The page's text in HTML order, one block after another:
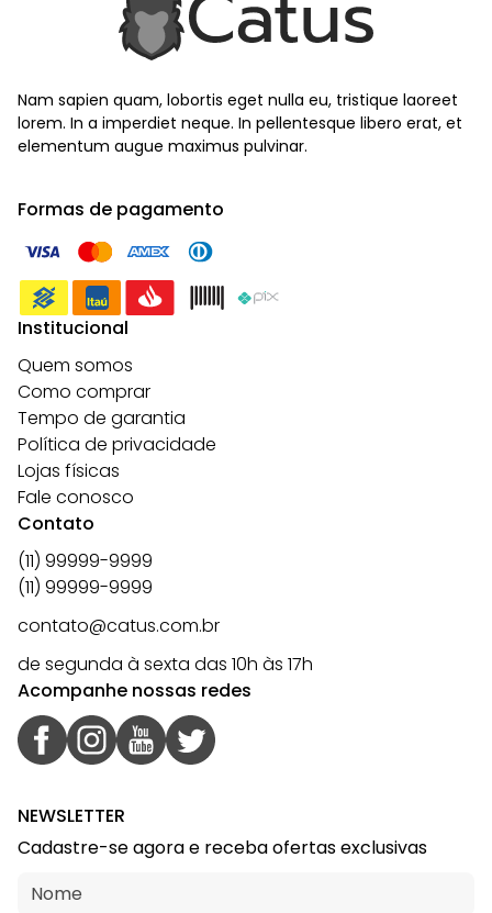
Nam sapien quam, lobortis eget nulla eu, tristique laoreet
lorem. In a imperdiet neque. In pellentesque libero erat, et
elementum augue maximus pulvinar.
Formas de pagamento
Institucional
Quem somos
Como comprar
Tempo de garantia
Política de privacidade
Lojas físicas
Fale conosco
Contato
(11) 99999-9999
(11) 99999-9999
contato@catus.com.br
de segunda à sexta das 10h às 17h
Acompanhe nossas redes
NEWSLETTER
Cadastre-se agora e receba ofertas exclusivas